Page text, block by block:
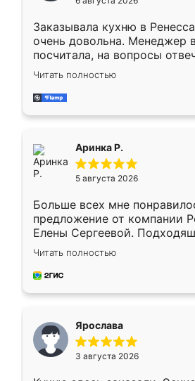
мебели буду заказывать
Заказывала кухню в
очень довольна. Менеджер
посчитала, на вопросы
Замерщик приехал в
делу со всей
за день, ребята работали
Читать полностью
Аринка Р.
5 августа 2026
Больше всех мне
предложение от компании
Елены Сергеевой.
короткие сроки
для замера сотрудник
предложил по моему эскизу
Читать полностью
Ярослава
3 августа 2026